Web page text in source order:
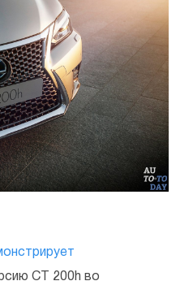
CT 200h во